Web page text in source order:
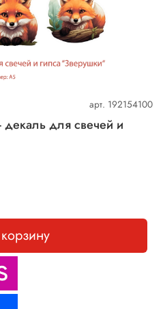
арт. 192154100
для свечей и